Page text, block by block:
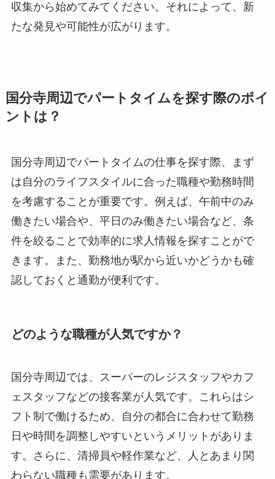
収集から始めてみてください。それによって、新
たな発見や可能性が広がります。
国分寺周辺でパートタイムを探す際のポイ
ントは？
国分寺周辺でパートタイムの仕事を探す際、まず
は自分のライフスタイルに合った職種や勤務時間
を考慮することが重要です。例えば、午前中のみ
働きたい場合や、平日のみ働きたい場合など、条
件を絞ることで効率的に求人情報を探すことがで
きます。また、勤務地が駅から近いかどうかも確
認しておくと通勤が便利です。
どのような職種が人気ですか？
国分寺周辺では、スーパーのレジスタッフやカフ
ェスタッフなどの接客業が人気です。これらはシ
フト制で働けるため、自分の都合に合わせて勤務
日や時間を調整しやすいというメリットがありま
す。さらに、清掃員や軽作業など、人とあまり関
わらない職種も需要があります。